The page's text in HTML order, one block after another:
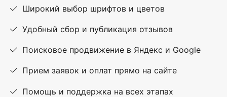
Широкий выбор шрифтов и цветов
Удобный сбор и публикация отзывов
Поисковое продвижение в Яндекс и Google
Прием заявок и оплат прямо на сайте
Помощь и поддержка на всех этапах